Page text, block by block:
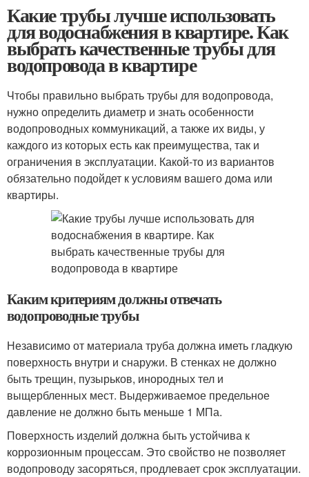
Какие трубы лучше использовать
для водоснабжения в квартире. Как
выбрать качественные трубы для
водопровода в квартире
Чтобы правильно выбрать трубы для водопровода,
нужно определить диаметр и знать особенности
водопроводных коммуникаций, а также их виды, у
каждого из которых есть как преимущества, так и
ограничения в эксплуатации. Какой-то из вариантов
обязательно подойдет к условиям вашего дома или
квартиры.
Каким критериям должны отвечать
водопроводные трубы
Независимо от материала труба должна иметь гладкую
поверхность внутри и снаружи. В стенках не должно
быть трещин, пузырьков, инородных тел и
выщербленных мест. Выдерживаемое предельное
давление не должно быть меньше 1 МПа.
Поверхность изделий должна быть устойчива к
коррозионным процессам. Это свойство не позволяет
водопроводу засоряться, продлевает срок эксплуатации.